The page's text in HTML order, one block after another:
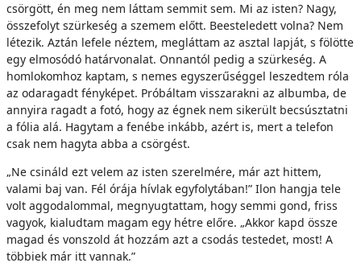
csörgött, én meg nem láttam semmit sem. Mi az isten? Nagy,
összefolyt szürkeség a szemem előtt. Beesteledett volna? Nem
létezik. Aztán lefele néztem, megláttam az asztal lapját, s fölötte
egy elmosódó határvonalat. Onnantól pedig a szürkeség. A
homlokomhoz kaptam, s nemes egyszerűséggel leszedtem róla
az odaragadt fényképet. Próbáltam visszarakni az albumba, de
annyira ragadt a fotó, hogy az égnek nem sikerült becsúsztatni
a fólia alá. Hagytam a fenébe inkább, azért is, mert a telefon
csak nem hagyta abba a csörgést.
„Ne csináld ezt velem az isten szerelmére, már azt hittem,
valami baj van. Fél órája hívlak egyfolytában!” Ilon hangja tele
volt aggodalommal, megnyugtattam, hogy semmi gond, friss
vagyok, kialudtam magam egy hétre előre. „Akkor kapd össze
magad és vonszold át hozzám azt a csodás testedet, most! A
többiek már itt vannak.”